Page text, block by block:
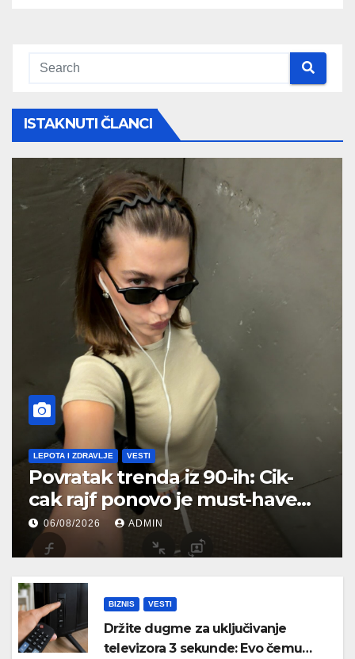
ISTAKNUTI ČLANCI
LEPOTA I ZDRAVLJE VESTI
Povratak trenda iz 90-ih: Cik-
cak rajf ponovo je must-have
aksesoar za kosu
06/08/2026 ADMIN
BIZNIS VESTI
Držite dugme za uključivanje
televizora 3 sekunde: Evo čemu